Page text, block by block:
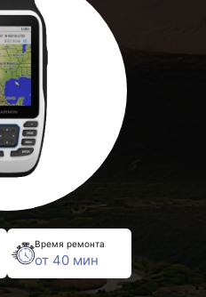
Время ремонта
от 40 мин